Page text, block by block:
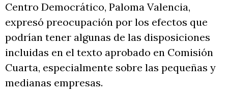
Centro Democrático, Paloma Valencia,
expresó preocupación por los efectos que
podrían tener algunas de las disposiciones
incluidas en el texto aprobado en Comisión
Cuarta, especialmente sobre las pequeñas y
medianas empresas.